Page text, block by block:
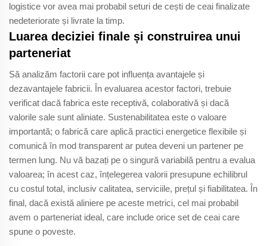
logistice vor avea mai probabil seturi de cești de ceai finalizate
nedeteriorate și livrate la timp.
Luarea deciziei finale și construirea unui
parteneriat
Să analizăm factorii care pot influența avantajele și
dezavantajele fabricii. În evaluarea acestor factori, trebuie
verificat dacă fabrica este receptivă, colaborativă și dacă
valorile sale sunt aliniate. Sustenabilitatea este o valoare
importantă; o fabrică care aplică practici energetice flexibile și
comunică în mod transparent ar putea deveni un partener pe
termen lung. Nu vă bazați pe o singură variabilă pentru a evalua
valoarea; în acest caz, înțelegerea valorii presupune echilibrul
cu costul total, inclusiv calitatea, serviciile, prețul și fiabilitatea. În
final, dacă există aliniere pe aceste metrici, cel mai probabil
avem o parteneriat ideal, care include orice set de ceai care
spune o poveste.